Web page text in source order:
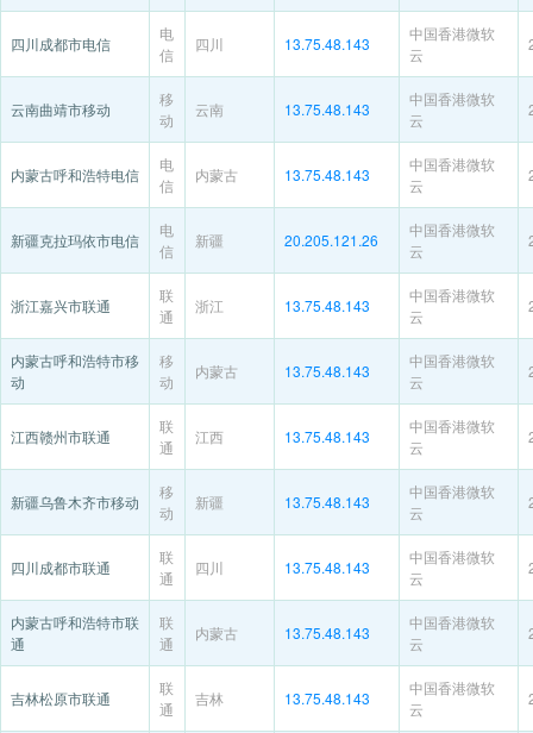
四川成都市电信
电
信
四川 13.75.48.143
中国香港微软
云
云南曲靖市移动
移
动
云南 13.75.48.143
中国香港微软
云
内蒙古呼和浩特电信
电
信
内蒙古 13.75.48.143
中国香港微软
云
新疆克拉玛依市电信
电
信
新疆 20.205.121.26
中国香港微软
云
浙江嘉兴市联通
联
通
浙江 13.75.48.143
中国香港微软
云
内蒙古呼和浩特市移
动
移
动
内蒙古 13.75.48.143
中国香港微软
云
江西赣州市联通
联
通
江西 13.75.48.143
中国香港微软
云
新疆乌鲁木齐市移动
移
动
新疆 13.75.48.143
中国香港微软
云
四川成都市联通
联
通
四川 13.75.48.143
中国香港微软
云
内蒙古呼和浩特市联
通
联
通
内蒙古 13.75.48.143
中国香港微软
云
吉林松原市联通
联
通
吉林 13.75.48.143
中国香港微软
云